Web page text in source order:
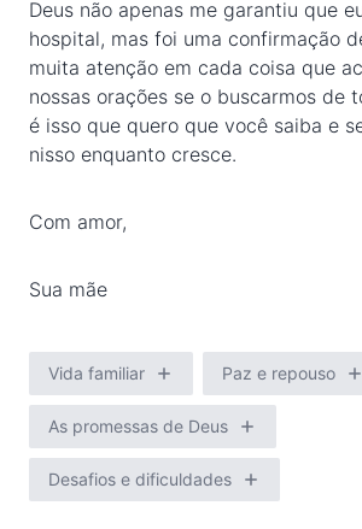
Deus não apenas me garantiu que
hospital, mas foi uma confirmação
muita atenção em cada coisa que
nossas orações se o buscarmos de
é isso que quero que você saiba e
nisso enquanto cresce.
Com amor,
Sua mãe
Vida familiar Paz e repouso
As promessas de Deus
Desafios e dificuldades